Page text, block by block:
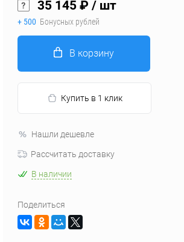
35 145 ₽ / шт
+ 500 Бонусных рублей
В корзину
Купить в 1 клик
Нашли дешевле
Рассчитать доставку
В наличии
Поделиться